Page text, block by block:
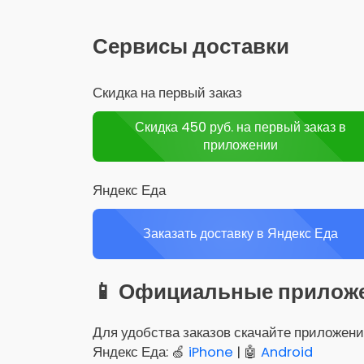
Сервисы доставки
Скидка на первый заказ
Скидка 450 руб. на первый заказ в
приложении
Яндекс Еда
Заказать доставку в Яндекс Еда
📱 Официальные
Для удобства заказов скачайте
Яндекс Еда: 🍏 iPhone | 🤖 Android